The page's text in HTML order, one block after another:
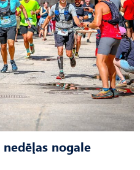
nogale